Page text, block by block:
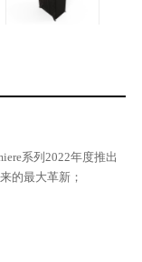
系列2022年度推出
的最大革新；